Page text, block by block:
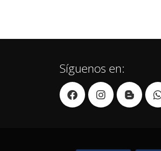
Síguenos en: